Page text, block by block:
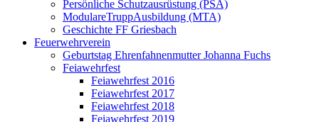
Persönliche Schutzausrüstung (PSA)
ModulareTruppAusbildung (MTA)
Geschichte FF Griesbach
Feuerwehrverein
Geburtstag Ehrenfahnenmutter Johanna Fuchs
Feiawehrfest
Feiawehrfest 2016
Feiawehrfest 2017
Feiawehrfest 2018
Feiawehrfest 2019